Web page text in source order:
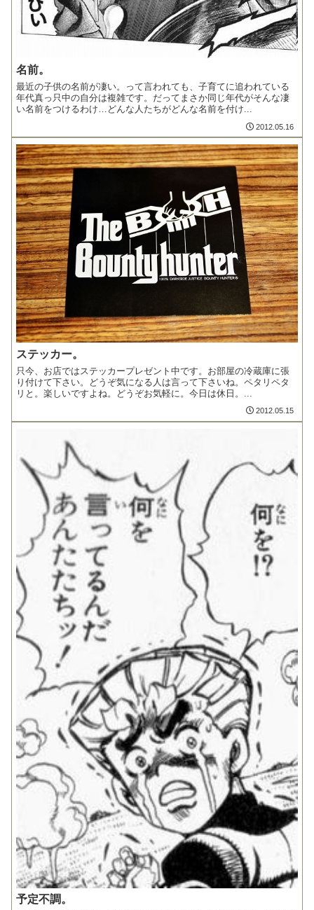
名前。
最近の子供の名前が凄い。って言われても、子育てに追われている
年代真っ只中の自分は複雑です。だってまさか同じ年代がそんな凄
い名前をつけるわけ…どんな人たちがどんな名前を付け...
2012.05.16
ステッカー。
只今、お店ではステッカープレゼント中です。お部屋の冷蔵庫に張
り付けて下さい。どうぞ気になる人は言って下さいね。ペタリペタ
リと。楽しいですよね。どうぞお気軽に。今日は休日。...
2012.05.15
予定不調。